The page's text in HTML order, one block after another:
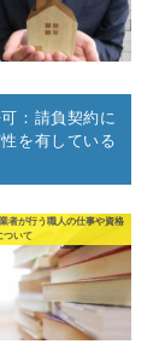
：請負契約に
を有している
者が行う職人の仕事や資格
ついて